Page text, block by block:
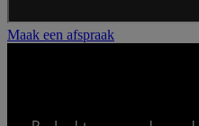
Maak een afspraak